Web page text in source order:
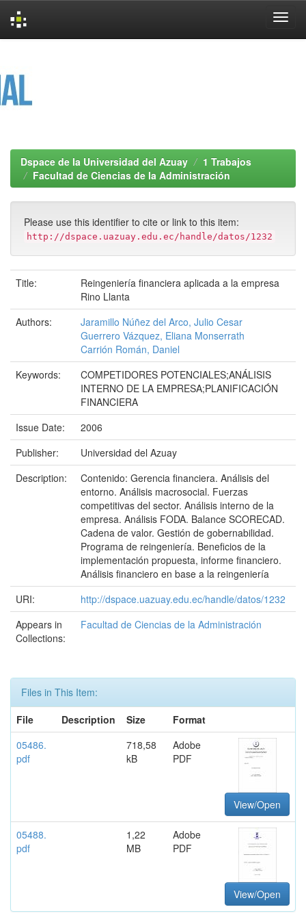
Dspace de la Universidad del Azuay
1 Trabajos
Facultad de Ciencias de la Administración
Please use this identifier to cite or link to this item:
http://dspace.uazuay.edu.ec/handle/datos/1232
Title:
Reingeniería financiera aplicada a la empresa
Rino Llanta
Authors:
Jaramillo Núñez del Arco, Julio Cesar
Guerrero Vázquez, Eliana Monserrath
Carrión Román, Daniel
Keywords:
COMPETIDORES POTENCIALES;ANÁLISIS
INTERNO DE LA EMPRESA;PLANIFICACIÓN
FINANCIERA
Issue Date:
2006
Publisher:
Universidad del Azuay
Description:
Contenido: Gerencia financiera. Análisis del
entorno. Análisis macrosocial. Fuerzas
competitivas del sector. Análisis interno de la
empresa. Análisis FODA. Balance SCORECAD.
Cadena de valor. Gestión de gobernabilidad.
Programa de reingeniería. Beneficios de la
implementación propuesta, informe financiero.
Análisis financiero en base a la reingeniería
URI:
http://dspace.uazuay.edu.ec/handle/datos/1232
Appears in
Collections:
Facultad de Ciencias de la Administración
Files in This Item:
File
Description Size
Format
05486.
pdf
718,58
kB
Adobe
PDF
View/Open
05488.
pdf
1,22
MB
Adobe
PDF
View/Open